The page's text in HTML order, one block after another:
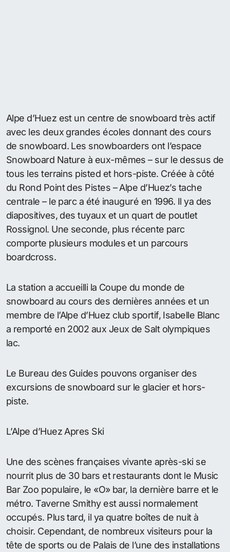
Alpe d’Huez est un centre de snowboard très actif
avec les deux grandes écoles donnant des cours
de snowboard. Les snowboarders ont l’espace
Snowboard Nature à eux-mêmes – sur le dessus de
tous les terrains pisted et hors-piste. Créée à côté
du Rond Point des Pistes – Alpe d’Huez’s tache
centrale – le parc a été inauguré en 1996. Il ya des
diapositives, des tuyaux et un quart de poutlet
Rossignol. Une seconde, plus récente parc
comporte plusieurs modules et un parcours
boardcross.
La station a accueilli la Coupe du monde de
snowboard au cours des dernières années et un
membre de l’Alpe d’Huez club sportif, Isabelle Blanc
a remporté en 2002 aux Jeux de Salt olympiques
lac.
Le Bureau des Guides pouvons organiser des
excursions de snowboard sur le glacier et hors-
piste.
L’Alpe d’Huez Apres Ski
Une des scènes françaises vivante après-ski se
nourrit plus de 30 bars et restaurants dont le Music
Bar Zoo populaire, le «O» bar, la dernière barre et le
métro. Taverne Smithy est aussi normalement
occupés. Plus tard, il ya quatre boîtes de nuit à
choisir. Cependant, de nombreux visiteurs pour la
tête de sports ou de Palais de l’une des installations